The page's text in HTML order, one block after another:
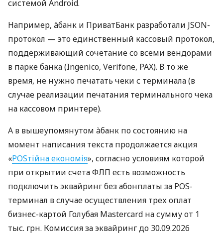
системой Android.
Например, àбанк и ПриватБанк разработали JSON-
протокол — это единственный кассовый протокол,
поддерживающий сочетание со всеми вендорами
в парке банка (Ingenico, Verifone, PAX). В то же
время, не нужно печатать чеки с терминала (в
случае реализации печатания терминального чека
на кассовом принтере).
А в вышеупомянутом àбанк по состоянию на
момент написания текста продолжается акция
«POSтійна економія», согласно условиям которой
при открытии счета ФЛП есть возможность
подключить эквайринг без абонплаты за POS-
терминал в случае осуществления трех оплат
бизнес-картой Голубая Mastercard на сумму от 1
тыс. грн. Комиссия за эквайринг до 30.09.2026